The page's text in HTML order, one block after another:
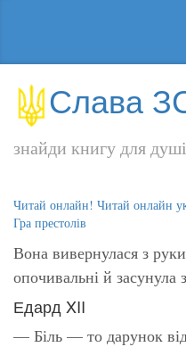
Слава
знайди книгу для
Читай онлайн! Читай онлайн
Гра престолів
Вона вивернулася з руки
опочивальні й засунула
Едард XII
— Біль — то дарунок